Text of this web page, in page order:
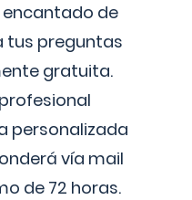
de
tus preguntas
gratuita.
personalizada
vía mail
de 72 horas.